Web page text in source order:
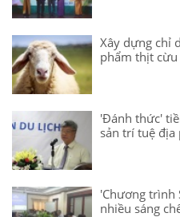
Xây dựng chỉ
phẩm thịt cừu
'Đánh thức'
sản trí tuệ địa
'Chương trình
nhiều sáng